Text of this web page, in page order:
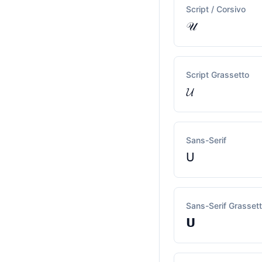
Script / Corsivo
𝒰
Script Grassetto
𝓤
Sans-Serif
𝖴
Sans-Serif
𝗨